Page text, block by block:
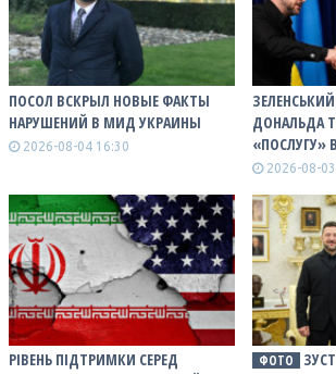
ПОСОЛ ВСКРЫЛ НОВЫЕ ФАКТЫ
НАРУШЕНИЙ В МИД УКРАИНЫ
2026-08-04 16:30
ДОНАЛЬДА
«ПОСЛУГУ»
2026-08-
РІВЕНЬ ПІДТРИМКИ СЕРЕД
ФОТО